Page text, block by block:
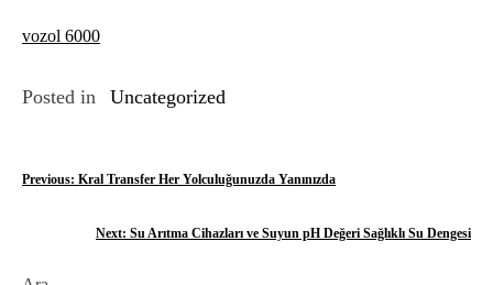
vozol 6000
Posted in Uncategorized
Y
Previous: Kral Transfer Her Yolculuğunuzda Yanınızda
Next: Su Arıtma Cihazları ve Suyun pH Değeri Sağlıklı Su Dengesi